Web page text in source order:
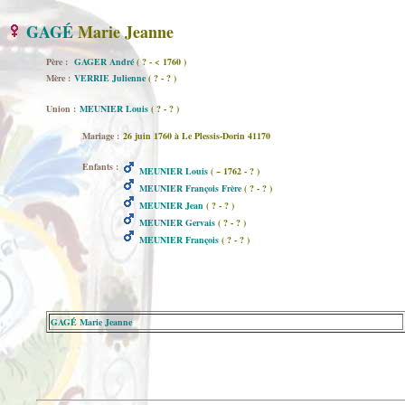
GAGÉMarie Jeanne
Père : GAGER André ( ? - < 1760 )
Mère : VERRIE Julienne ( ? - ? )
Union : MEUNIER Louis ( ? - ? )
Mariage : 26 juin 1760 à Le Plessis-Dorin 41170
Enfants : MEUNIER Louis ( ~ 1762 - ? )
MEUNIER François Frère ( ? - ? )
MEUNIER Jean ( ? - ? )
MEUNIER Gervais ( ? - ? )
MEUNIER François ( ? - ? )
GAGÉ Marie Jeanne